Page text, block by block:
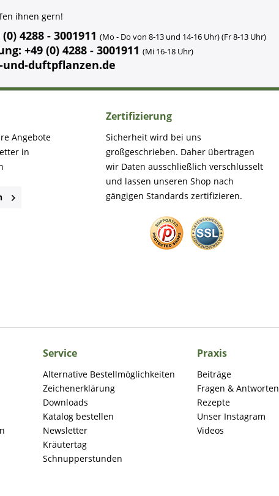
ihnen gern!
4288 - 3001911 (Mo - Do von 8-13 und 14-16 Uhr) (Fr 8-13 Uhr)
+49 (0) 4288 - 3001911 (Mi 16-18 Uhr)
duftpflanzen.de
Angebote
in
Zertifizierung
Sicherheit wird bei uns
großgeschrieben. Daher übertragen
wir Daten ausschließlich verschlüsselt
und lassen unseren Shop nach
gängigen Standards zertifizieren.
Service
Alternative Bestellmöglichkeiten
Zeichenerklärung
Downloads
Katalog bestellen
Newsletter
Kräutertag
Schnupperstunden
Praxis
Beiträge
Fragen & Antworten
Rezepte
Unser Instagram
Videos